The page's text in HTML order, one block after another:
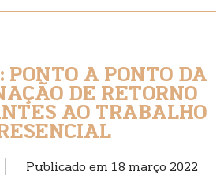
PONTO A PONTO DA
DE RETORNO
AO TRABALHO
Publicado em 18 março 2022